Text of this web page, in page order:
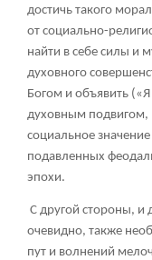
достичь такого
от социально-
найти в себе силы и
духовного
Богом и объявить
духовным
социальное
подавленных
эпохи.
С другой стороны, и
очевидно, также
пут и волнений